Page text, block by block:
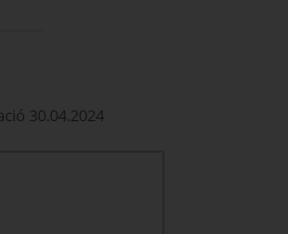
30.04.2024